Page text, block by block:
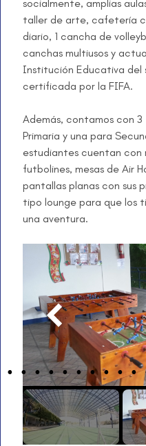
socialmente, amplias
taller de arte, cafetería
diario, 1 cancha de
canchas multiusos y
Institución Educativa
certificada por la FIFA.
Además, contamos con 3
Primaria y una para
estudiantes cuentan con
futbolines, mesas de Air
pantallas planas con sus
tipo lounge para que los
una aventura.